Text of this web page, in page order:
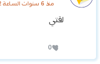
منذ 6 سنوات الساعة 12:42
لقتي
0